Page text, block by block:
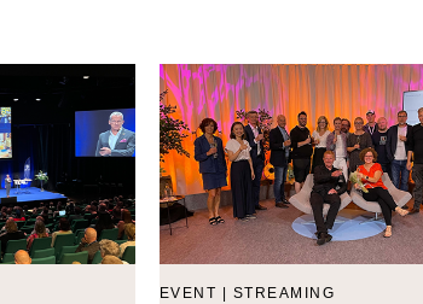
EVENT | STREAMING